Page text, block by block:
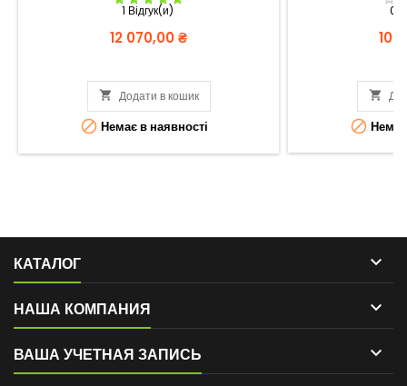
1 Відгук(и)
Вартість
12 070,00 ₴
 Додати в кошик
 Немає в наявності
0
10


КАТАЛОГ 
НАША КОМПАНИЯ 
ВАША УЧЕТНАЯ ЗАПИСЬ 